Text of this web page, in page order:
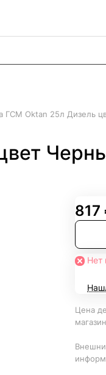
ГСМ Oktan 25л Дизель
817
Нет
Цена